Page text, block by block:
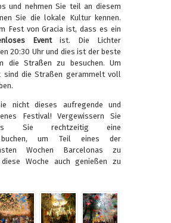
und nehmen Sie teil an diesem
Sie die lokale Kultur kennen.
Fest von Gracia ist, dass es ein
Eventist. Die Lichter
20:30 Uhr und dies ist der beste
die Straßen zu besuchen. Um
sind die Straßen gerammelt voll
nicht dieses aufregende und
Festival! Vergewissern Sie
Sie rechtzeitig eine
um Teil eines der
Wochen Barcelonas zu
Woche auch genießen zu